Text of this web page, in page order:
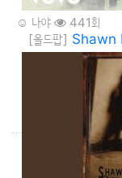
☺️ 나야 441회
[올드팝] Shawn